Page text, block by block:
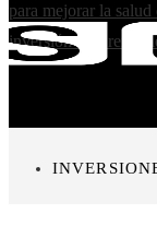
para mejorar la
inversión más